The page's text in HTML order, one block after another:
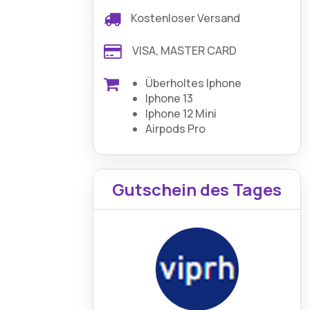
Kostenloser Versand
VISA, MASTER CARD
Überholtes Iphone
Iphone 13
Iphone 12 Mini
Airpods Pro
Gutschein des Tages